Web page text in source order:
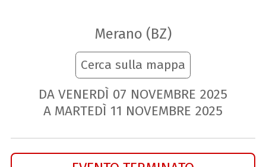
Merano (BZ)
Cerca sulla mappa
DA VENERDÌ 07 NOVEMBRE 2025
A MARTEDÌ 11 NOVEMBRE 2025